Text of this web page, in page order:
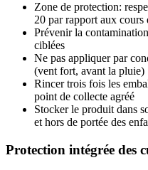
Zone de protection:
20 par rapport aux cours
Prévenir la
ciblées
Ne pas appliquer par
(vent fort, avant la pluie)
Rincer trois fois les
point de collecte agréé
Stocker le produit dans
et hors de portée des
Protection intégrée des